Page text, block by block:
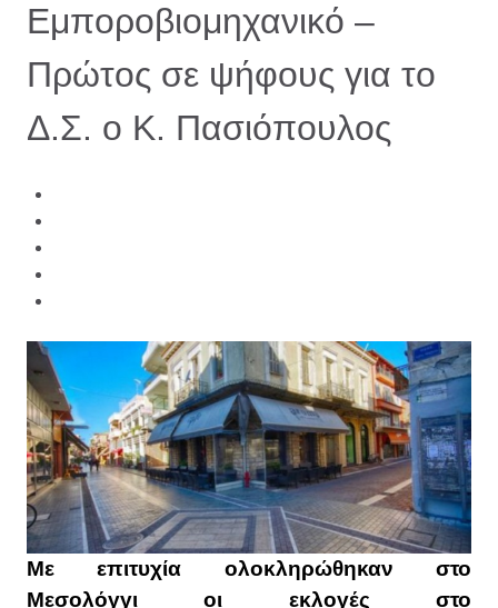
Εμποροβιομηχανικό –
Πρώτος σε ψήφους για το
Δ.Σ. ο Κ. Πασιόπουλος
Με επιτυχία ολοκληρώθηκαν στο
Μεσολόγγι οι εκλογές στο